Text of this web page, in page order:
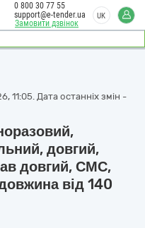
Замовити дзвінок
0 800 30 77 55
support@e-tender.ua
UK
Дата останніх змін -
довгий,
довгий, СМС,
від 140